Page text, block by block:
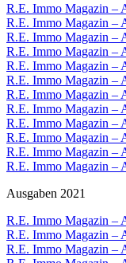
R.E. Immo Magazin –
R.E. Immo Magazin –
R.E. Immo Magazin –
R.E. Immo Magazin –
R.E. Immo Magazin –
R.E. Immo Magazin –
R.E. Immo Magazin –
R.E. Immo Magazin –
R.E. Immo Magazin –
R.E. Immo Magazin –
R.E. Immo Magazin –
R.E. Immo Magazin –
Ausgaben 2021
R.E. Immo Magazin –
R.E. Immo Magazin –
R.E. Immo Magazin –